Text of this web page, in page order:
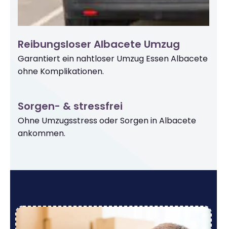
Reibungsloser Albacete Umzug
Garantiert ein nahtloser Umzug Essen Albacete
ohne Komplikationen.
Sorgen- & stressfrei
Ohne Umzugsstress oder Sorgen in Albacete
ankommen.